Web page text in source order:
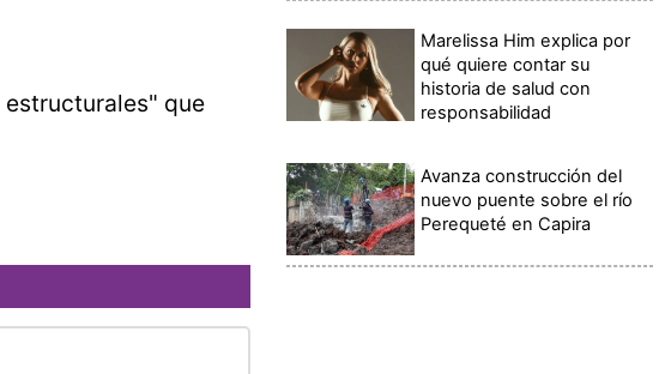
estructurales" que
Marelissa Him explica por
qué quiere contar su
historia de salud con
responsabilidad
Avanza construcción del
nuevo puente sobre el río
Perequeté en Capira